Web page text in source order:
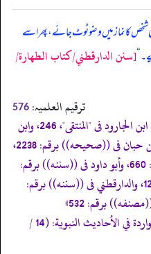
کا نماز میں وضو ٹوٹ جائے، پھر اسے
“[سنن الدارقطني/كتاب الطهارة/
ترقیم العلمیہ: 576
«مرسل صحيح، أخرجه ابن الجارود فى "المنتقى"، 246، وابن
خزيمة فى ((صحيحه)) برقم: 1019، وابن حبان فى ((صحيحه)) برقم: 2238،
2239، والحاكم فى ((مستدركه)) برقم: 660، وأبو داود فى ((سننه)) برقم:
1114، وابن ماجه فى ((سننه)) برقم: 1222، والدارقطني فى ((سننه)) برقم:
«قال الدارقطني: والمرسل أصح، العلل الواردة في الأحاديث النبوية: (14 /